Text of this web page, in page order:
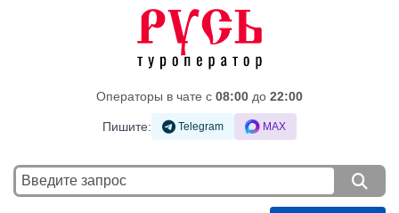
Операторы в чате c 08:00 до 22:00
Пишите: Telegram MAX